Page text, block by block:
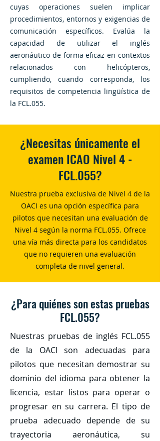
cuyas operaciones suelen implicar
procedimientos, entornos y exigencias de
comunicación específicos. Evalúa la
capacidad de utilizar el inglés
aeronáutico de forma eficaz en contextos
relacionados con helicópteros,
cumpliendo, cuando corresponda, los
requisitos de competencia lingüística de
la FCL.055.
¿Necesitas únicamente el
examen ICAO Nivel 4 -
FCL.055?
Nuestra prueba exclusiva de Nivel 4 de la
OACI es una opción específica para
pilotos que necesitan una evaluación de
Nivel 4 según la norma FCL.055. Ofrece
una vía más directa para los candidatos
que no requieren una evaluación
completa de nivel general.
¿Para quiénes son estas pruebas
FCL.055?
Nuestras pruebas de inglés FCL.055
de la OACI son adecuadas para
pilotos que necesitan demostrar su
dominio del idioma para obtener la
licencia, estar listos para operar o
progresar en su carrera. El tipo de
prueba adecuado depende de su
trayectoria aeronáutica, su